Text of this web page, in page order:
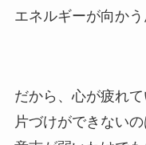
エネルギーが向かう
だから、心が疲れ
片づけができない